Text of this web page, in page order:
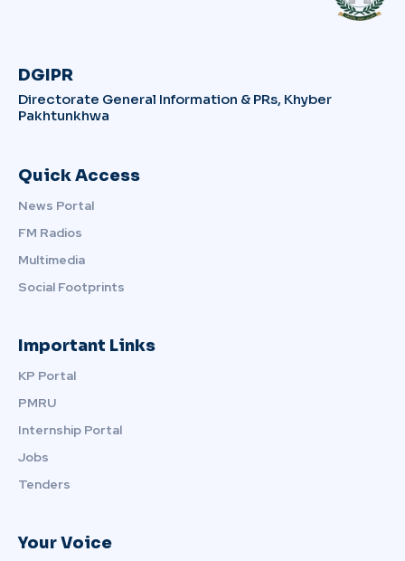
DGIPR
Directorate General Information & PRs, Khyber
Pakhtunkhwa
Quick Access
News Portal
FM Radios
Multimedia
Social Footprints
Important Links
KP Portal
PMRU
Internship Portal
Jobs
Tenders
Your Voice